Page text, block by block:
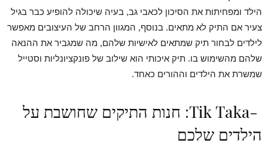
הילד ומפחיתות את הסיכון לכאבי גב, בעיה שיכולה להופיע כבר בגיל
צעיר אם התיק לא מתאים. בנוסף, המגוון הרחב של העיצובים מאפשר
לילדים לבחור תיק שמתאים לאישיות שלהם, מה שמגביר את ההנאה
שלהם מהשימוש בו. תיק איכותי הוא שילוב של פונקציונליות וסטייל
שמשרת את הילדים וההורים כאחד.
-Tik Taka: חנות התיקים שחושבת על
הילדים שלכם